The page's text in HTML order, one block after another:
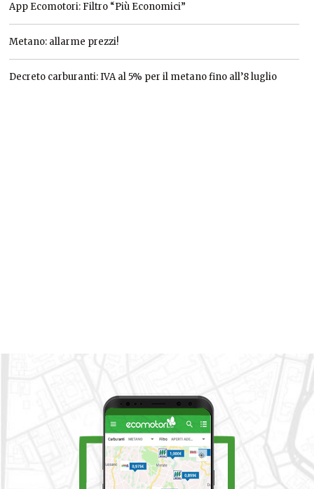
App Ecomotori: Filtro “Più Economici”
Metano: allarme prezzi!
Decreto carburanti: IVA al 5% per il metano fino all’8 luglio